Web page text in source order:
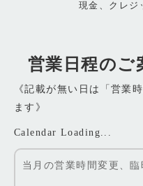
現金、クレジ
営業日程のご
《記載が無い日は「営業
ます》
Calendar Loading...
当月の営業時間変更、